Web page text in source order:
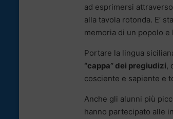
ad esprimersi
alla tavola rotonda. E’
memoria di un popolo
Portare la lingua
“cappa” dei pregiudizi,
cosciente e sapiente e
Anche gli alunni più
hanno partecipato alle